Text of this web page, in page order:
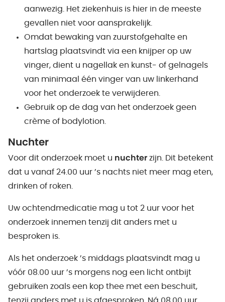
aanwezig. Het ziekenhuis is hier in de meeste
gevallen niet voor aansprakelijk.
Omdat bewaking van zuurstofgehalte en
hartslag plaatsvindt via een knijper op uw
vinger, dient u nagellak en kunst- of gelnagels
van minimaal één vinger van uw linkerhand
voor het onderzoek te verwijderen.
Gebruik op de dag van het onderzoek geen
crème of bodylotion.
Nuchter
Voor dit onderzoek moet u nuchter zijn. Dit betekent
dat u vanaf 24.00 uur ’s nachts niet meer mag eten,
drinken of roken.
Uw ochtendmedicatie mag u tot 2 uur voor het
onderzoek innemen tenzij dit anders met u
besproken is.
Als het onderzoek ’s middags plaatsvindt mag u
vóór 08.00 uur ’s morgens nog een licht ontbijt
gebruiken zoals een kop thee met een beschuit,